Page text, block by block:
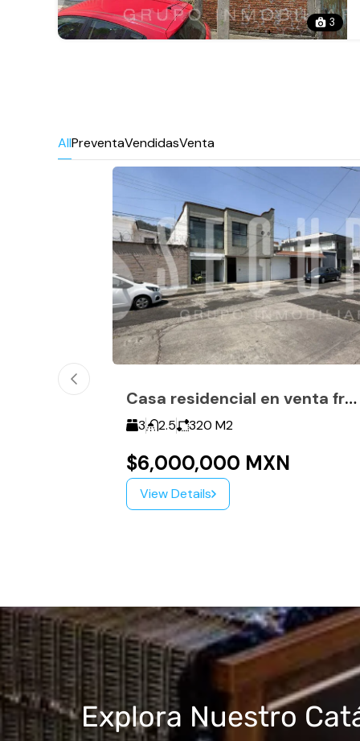
3
AllPreventaVendidasVenta
Casa residencial en venta frente al IMSS de Camelinas
3 2.5 320 M2
$6,000,000 MXN
View Details
Explora Nuestro